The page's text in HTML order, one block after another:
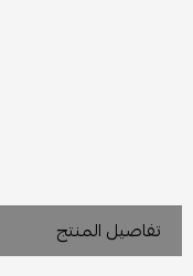
تفاصيل المنتج